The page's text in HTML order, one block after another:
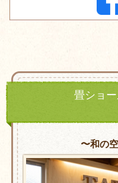
畳ショ
〜和の